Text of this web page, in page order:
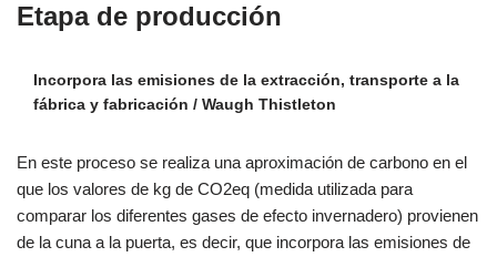
Etapa de producción
Incorpora las emisiones de la extracción, transporte a la
fábrica y fabricación / Waugh Thistleton
En este proceso se realiza una aproximación de carbono en el
que los valores de kg de CO2eq (medida utilizada para
comparar los diferentes gases de efecto invernadero) provienen
de la cuna a la puerta, es decir, que incorpora las emisiones de